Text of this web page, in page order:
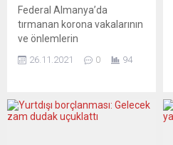
Federal Almanya’da
tırmanan korona vakalarının
ve önlemlerin
tedavi ücretlerinin bir
aşı kuyrukları oluştu.
Heilbronn kentinde kurulan
26.11.2021 0 94